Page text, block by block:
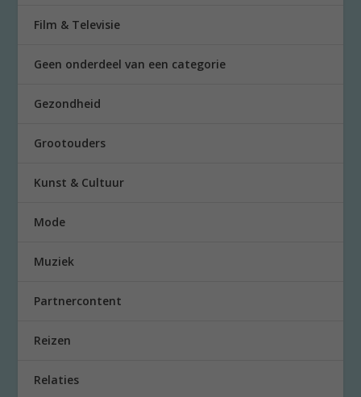
Film & Televisie
Geen onderdeel van een categorie
Gezondheid
Grootouders
Kunst & Cultuur
Mode
Muziek
Partnercontent
Reizen
Relaties